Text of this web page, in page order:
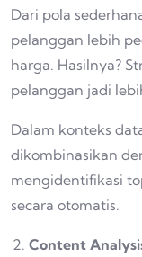
Dari pola
pelanggan lebih
harga. Hasilnya?
pelanggan jadi
Dalam konteks
dikombinasikan
mengidentifikasi
secara otomatis.
Content